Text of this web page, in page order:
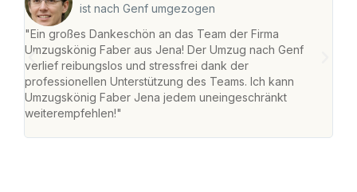
ist nach Genf umgezogen
"Ein großes Dankeschön an das Team der Firma
Umzugskönig Faber aus Jena! Der Umzug nach Genf
verlief reibungslos und stressfrei dank der
professionellen Unterstützung des Teams. Ich kann
Umzugskönig Faber Jena jedem uneingeschränkt
weiterempfehlen!"